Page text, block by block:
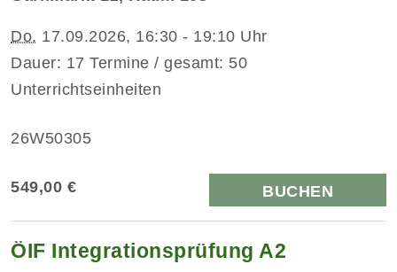
Do. 17.09.2026, 16:30 - 19:10 Uhr
Dauer: 17 Termine / gesamt: 50
Unterrichtseinheiten
26W50305
549,00 € BUCHEN
ÖIF Integrationsprüfung A2